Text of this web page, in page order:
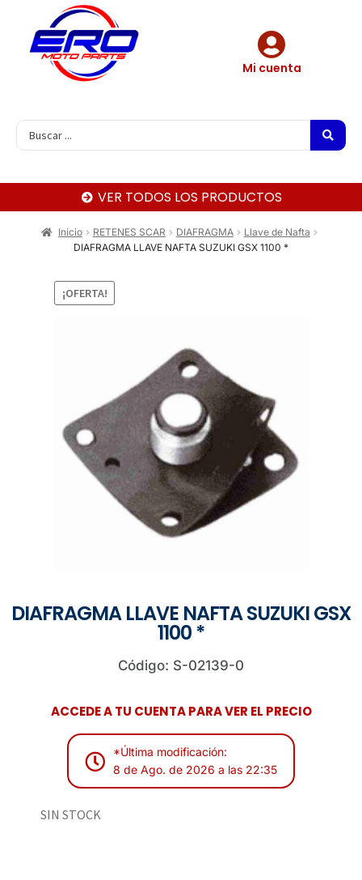
Mi cuenta
VER TODOS LOS PRODUCTOS
Inicio RETENES SCAR DIAFRAGMA
Llave de Nafta
DIAFRAGMA LLAVE NAFTA SUZUKI GSX 1100 *
¡OFERTA!
DIAFRAGMA LLAVE NAFTA SUZUKI GSX
1100 *
Código: S-02139-0
ACCEDE A TU CUENTA PARA VER EL PRECIO
*Última modificación:
8 de Ago. de 2026 a las 22:35
SIN STOCK